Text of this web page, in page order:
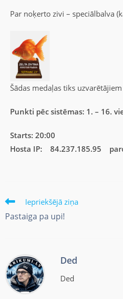
Par noķerto zivi – speciālbalva
Šādas medaļas tiks
Punkti pēc sistēmas: 1. – 16.
Starts: 20:00
Hosta IP: 84.237.185.95
Iepriekšējā ziņa
Pastaiga pa upi!
Ded
Ded